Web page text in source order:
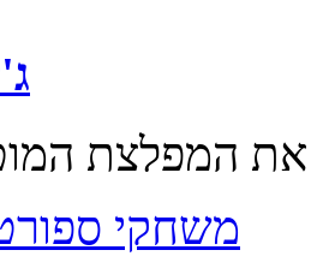
משחקי